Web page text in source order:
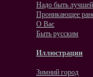
Надо быть лучшей
Проникающее
О Вас
Быть русским
Иллюстрации
Зимний город